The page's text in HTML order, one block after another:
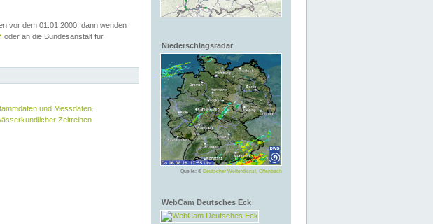
Niederschlagsradar
Quelle: © Deutscher Wetterdienst, Offenbach
WebCam Deutsches Eck
vor dem 01.01.2000, dann wenden
oder an die Bundesanstalt für
und Messdaten.
Zeitreihen